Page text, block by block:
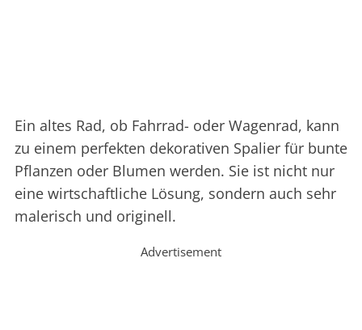
Ein altes Rad, ob Fahrrad- oder Wagenrad, kann
zu einem perfekten dekorativen Spalier für bunte
Pflanzen oder Blumen werden. Sie ist nicht nur
eine wirtschaftliche Lösung, sondern auch sehr
malerisch und originell.
Advertisement